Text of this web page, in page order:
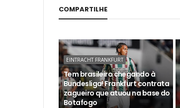
COMPARTILHE
EINTRACHT FRANKFURT
Tem brasileiro chegando à
Bundesliga! Frankfurt contrata
zagueiro que atuou na base do
Botafogo